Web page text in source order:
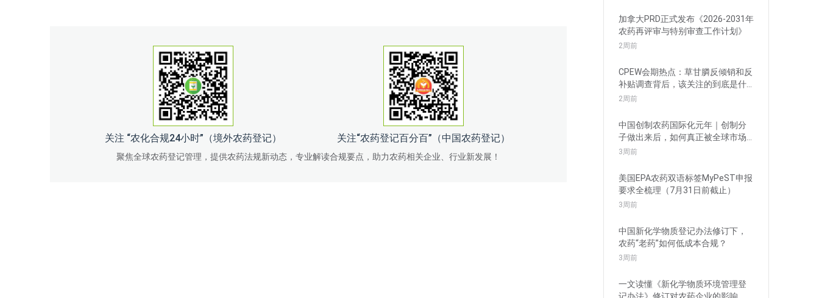
关注 “农化合规24小时”（境外农药登记） 关注“农药登记百分百”（中国农药登记）
聚焦全球农药登记管理，提供农药法规新动态，专业解读合规要点，助力农药相关企业、行业新发展！
加拿大PRD正式发布《2026-2031年
农药再评审与特别审查工作计划》
2周前
CPEW会期热点：草甘膦反倾销和反
补贴调查背后，该关注的到底是什
么？
2周前
中国创制农药国际化元年｜创制分
子做出来后，如何真正被全球市场
接受？
3周前
美国EPA农药双语标签MyPeST申报
要求全梳理（7月31日前截止）
3周前
中国新化学物质登记办法修订下，
农药“老药”如何低成本合规？
3周前
一文读懂《新化学物质环境管理登